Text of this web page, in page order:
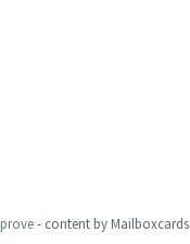
- content by Mailboxcards